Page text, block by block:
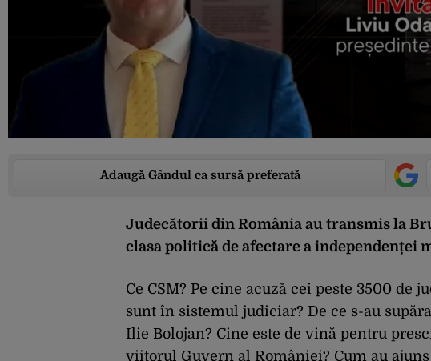
Adaugă Gândul ca sursă preferată
Judecătorii din România au transmis la
clasa politică de afectare a independenței
Ce CSM? Pe cine acuză cei peste 3500 de
sunt în sistemul judiciar? De ce s-au
Ilie Bolojan? Cine este de vină pentru
viitorul Guvern al României? Cum au